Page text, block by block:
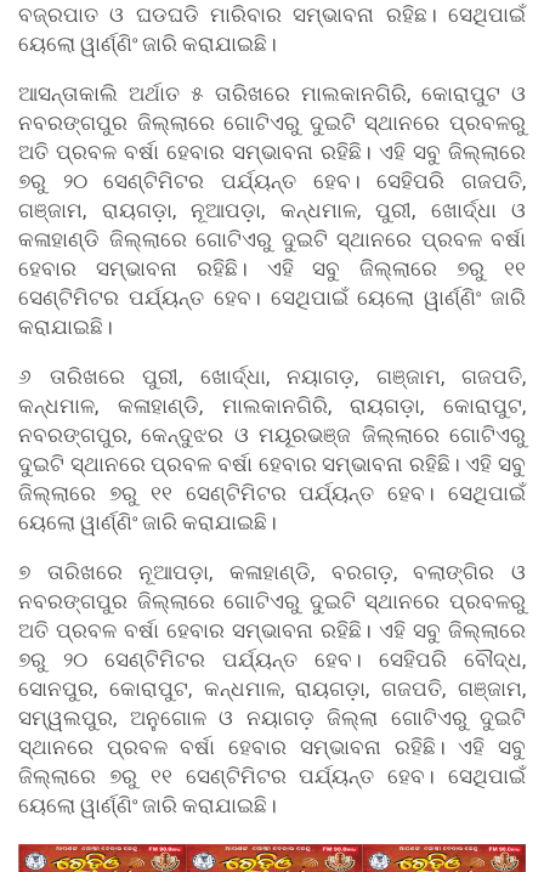
ବଜ୍ରପାତ ଓ ଘଡଘଡି ମାରିବାର ସମ୍ଭାବନା ରହିଛ। ସେଥିପାଇଁ
ୟେଲୋ ୱାର୍ଣ୍ଣିଂ ଜାରି କରାଯାଇଛି।
ଆସନ୍ତାକାଲି ଅର୍ଥାତ ୫ ତାରିଖରେ ମାଲକାନଗିରି, କୋରାପୁଟ ଓ
ନବରଙ୍ଗପୁର ଜିଲ୍ଲାରେ ଗୋଟିଏରୁ ଦୁଇଟି ସ୍ଥାନରେ ପ୍ରବଳରୁ
ଅତି ପ୍ରବଳ ବର୍ଷା ହେବାର ସମ୍ଭାବନା ରହିଛି। ଏହି ସବୁ ଜିଲ୍ଲାରେ
୭ରୁ ୨୦ ସେଣ୍ଟିମିଟର ପର୍ଯ୍ୟନ୍ତ ହେବ। ସେହିପରି ଗଜପତି,
ଗଞ୍ଜାମ, ରାୟଗଡ଼ା, ନୂଆପଡ଼ା, କନ୍ଧମାଳ, ପୁରୀ, ଖୋର୍ଦ୍ଧା ଓ
କଳାହାଣ୍ଡି ଜିଲ୍ଲାରେ ଗୋଟିଏରୁ ଦୁଇଟି ସ୍ଥାନରେ ପ୍ରବଳ ବର୍ଷା
ହେବାର ସମ୍ଭାବନା ରହିଛି। ଏହି ସବୁ ଜିଲ୍ଲାରେ ୭ରୁ ୧୧
ସେଣ୍ଟିମିଟର ପର୍ଯ୍ୟନ୍ତ ହେବ। ସେଥିପାଇଁ ୟେଲୋ ୱାର୍ଣ୍ଣିଂ ଜାରି
କରାଯାଇଛି।
୬ ତାରିଖରେ ପୁରୀ, ଖୋର୍ଦ୍ଧା, ନୟାଗଡ଼, ଗଞ୍ଜାମ, ଗଜପତି,
କନ୍ଧମାଳ, କଳାହାଣ୍ଡି, ମାଲକାନଗିରି, ରାୟଗଡ଼ା, କୋରାପୁଟ,
ନବରଙ୍ଗପୁର, କେନ୍ଦୁଝର ଓ ମୟୂରଭଞ୍ଜ ଜିଲ୍ଲାରେ ଗୋଟିଏରୁ
ଦୁଇଟି ସ୍ଥାନରେ ପ୍ରବଳ ବର୍ଷା ହେବାର ସମ୍ଭାବନା ରହିଛି। ଏହି ସବୁ
ଜିଲ୍ଲାରେ ୭ରୁ ୧୧ ସେଣ୍ଟିମିଟର ପର୍ଯ୍ୟନ୍ତ ହେବ। ସେଥିପାଇଁ
ୟେଲୋ ୱାର୍ଣ୍ଣିଂ ଜାରି କରାଯାଇଛି।
୭ ତାରିଖରେ ନୂଆପଡ଼ା, କଳାହାଣ୍ଡି, ବରଗଡ଼, ବଲାଙ୍ଗିର ଓ
ନବରଙ୍ଗପୁର ଜିଲ୍ଲାରେ ଗୋଟିଏରୁ ଦୁଇଟି ସ୍ଥାନରେ ପ୍ରବଳରୁ
ଅତି ପ୍ରବଳ ବର୍ଷା ହେବାର ସମ୍ଭାବନା ରହିଛି। ଏହି ସବୁ ଜିଲ୍ଲାରେ
୭ରୁ ୨୦ ସେଣ୍ଟିମିଟର ପର୍ଯ୍ୟନ୍ତ ହେବ। ସେହିପରି ବୌଦ୍ଧ,
ସୋନପୁର, କୋରାପୁଟ, କନ୍ଧମାଳ, ରାୟଗଡ଼ା, ଗଜପତି, ଗଞ୍ଜାମ,
ସମ୍ୱଲପୁର, ଅନୁଗୋଳ ଓ ନୟାଗଡ଼ ଜିଲ୍ଲା ଗୋଟିଏରୁ ଦୁଇଟି
ସ୍ଥାନରେ ପ୍ରବଳ ବର୍ଷା ହେବାର ସମ୍ଭାବନା ରହିଛି। ଏହି ସବୁ
ଜିଲ୍ଲାରେ ୭ରୁ ୧୧ ସେଣ୍ଟିମିଟର ପର୍ଯ୍ୟନ୍ତ ହେବ। ସେଥିପାଇଁ
ୟେଲୋ ୱାର୍ଣ୍ଣିଂ ଜାରି କରାଯାଇଛି।